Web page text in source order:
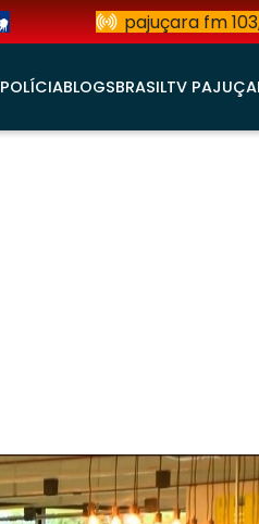
pajuçara fm
POLÍCIABLOGSBRASILTV